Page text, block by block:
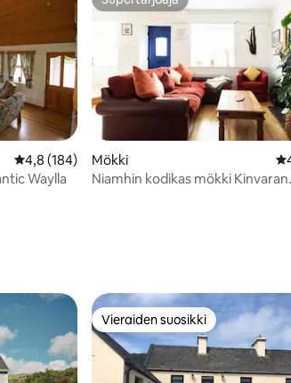
Keskimääräinen arvio 4,8/5, 184 arvostelua
4,8 (184)
Waylla
Supertarjoaja
Mökki
Niamhin kodikas mökki Kinvaran
Vieraiden suosikki
Vieraiden suosikki